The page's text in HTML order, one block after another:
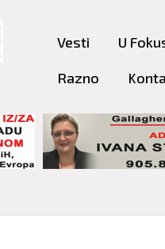
Vesti U
Razno